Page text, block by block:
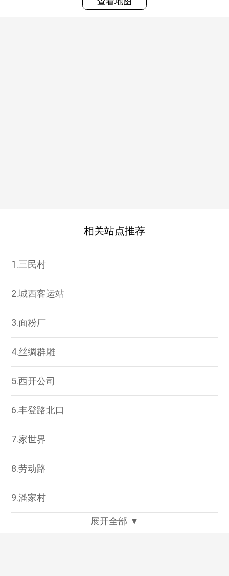
相关站点推荐
1.三民村
2.城西客运站
3.面粉厂
4.丝绸群雕
5.西开公司
6.丰登路北口
7.家世界
8.劳动路
9.潘家村
展开全部 ▼